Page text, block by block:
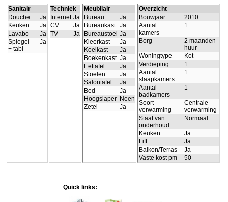
Sanitair
Douche
Ja
Keuken
Ja
Lavabo
Ja
Spiegel
+ tabl
Ja
Techniek
Internet Ja
CV
Ja
TV
Ja
Meubilair
Bureau
Ja
Bureaukast Ja
Bureaustoel Ja
Kleerkast
Ja
Koelkast
Ja
Boekenkast Ja
Eettafel
Ja
Stoelen
Ja
Salontafel
Ja
Bed
Ja
Hoogslaper Neen
Zetel
Ja
Overzicht
Bouwjaar
2010
Aantal
kamers
1
Borg
2 maanden
huur
Woningtype
Kot
Verdieping
1
Aantal
slaapkamers
1
Aantal
badkamers
1
Soort
verwarming
Centrale
verwarming
Staat van
onderhoud
Normaal
Keuken
Ja
Lift
Ja
Balkon/Terras
Ja
Vaste kost pm
50
Quick links: